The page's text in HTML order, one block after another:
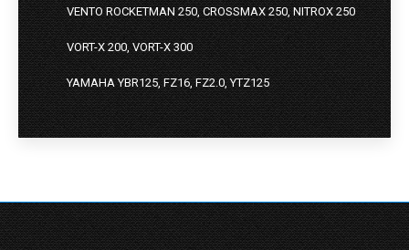
VENTO ROCKETMAN 250, CROSSMAX 250, NITROX 250
VORT-X 200, VORT-X 300
YAMAHA YBR125, FZ16, FZ2.0, YTZ125